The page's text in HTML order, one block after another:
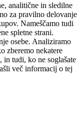
analitične in sledilne
za pravilno delovanje
Nameščamo tudi
spletne strani.
osebe. Analiziramo
zberemo nekatere
in tudi, ko ne soglašate
več informacij o tej